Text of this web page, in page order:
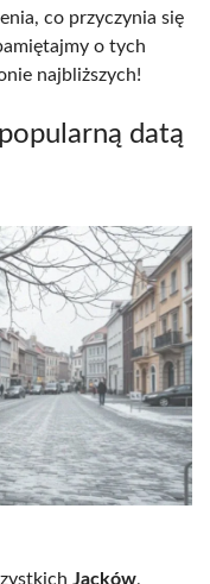
co przyczynia się
o tych
najbliższych!
datą
Jacków,